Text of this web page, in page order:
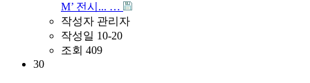
M’ 전시... …
작성자 관리자
작성일 10-20
조회 409
30